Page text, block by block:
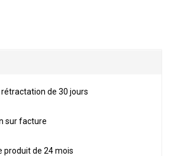
rétractation de 30 jours
sur facture
produit de 24 mois